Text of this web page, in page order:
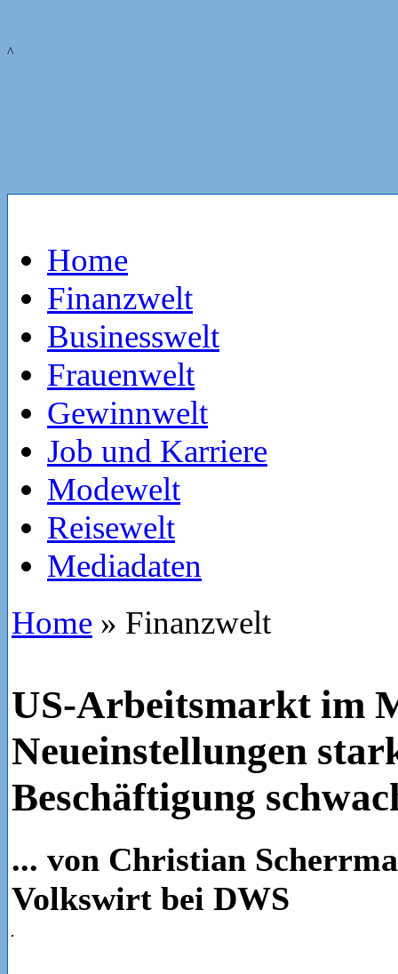
^
Home
Finanzwelt
Businesswelt
Frauenwelt
Gewinnwelt
Job und Karriere
Modewelt
Reisewelt
Mediadaten
Home » Finanzwelt
US-Arbeitsmarkt im
Neueinstellungen
Beschäftigung
... von Christian
Volkswirt bei DWS